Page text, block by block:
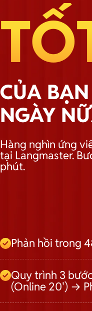
CỦA
NGÀY
Hàng nghìn ứng
tại Langmaster.
phút.
Phản hồi trong
Quy trình 3
(Online 20') →